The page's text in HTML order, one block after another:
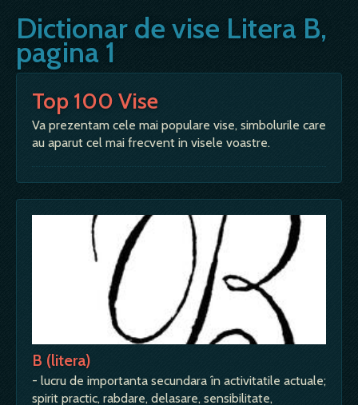
Dictionar de vise Litera B,
pagina 1
Top 100 Vise
Va prezentam cele mai populare vise, simbolurile care
au aparut cel mai frecvent in visele voastre.
B (litera)
- lucru de importanta secundara în activitatile actuale;
spirit practic, rabdare, delasare, sensibilitate,